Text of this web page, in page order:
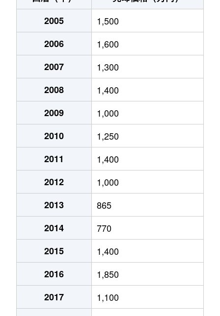
2005
1,500
2006
1,600
2007
1,300
2008
1,400
2009
1,000
2010
1,250
2011
1,400
2012
1,000
2013
865
2014
770
2015
1,400
2016
1,850
2017
1,100